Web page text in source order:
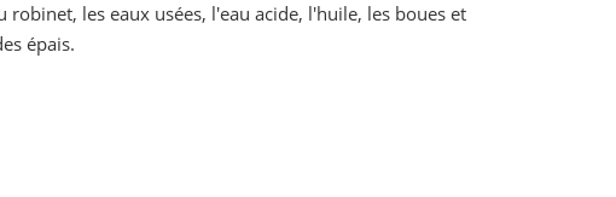
les eaux usées, l'eau acide, l'huile, les boues et
épais.